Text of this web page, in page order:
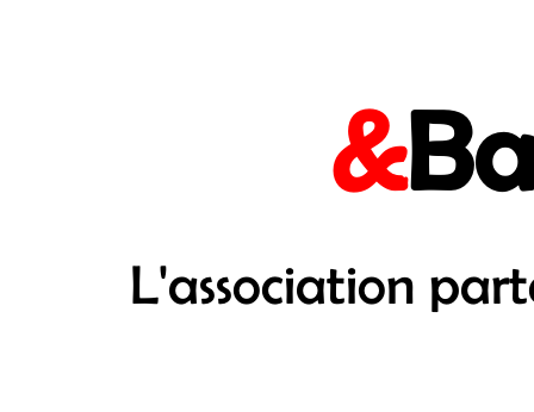
&
L'association